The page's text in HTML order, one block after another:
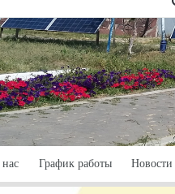
График работы Новости